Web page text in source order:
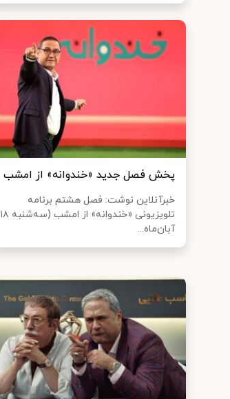
پخش فصل جدید «خندوانه» از امشب
خبرآنلاین نوشت: فصل هشتم برنامه
تلویزیونی «خندوانه» از امشب (سه‌شنبه ۱۸
آبان‌ماه...